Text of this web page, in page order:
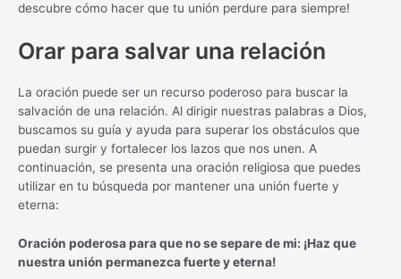
descubre cómo hacer que tu unión perdure para siempre!
Orar para salvar una relación
La oración puede ser un recurso poderoso para buscar la
salvación de una relación. Al dirigir nuestras palabras a Dios,
buscamos su guía y ayuda para superar los obstáculos que
puedan surgir y fortalecer los lazos que nos unen. A
continuación, se presenta una oración religiosa que puedes
utilizar en tu búsqueda por mantener una unión fuerte y
eterna:
Oración poderosa para que no se separe de mi: ¡Haz que
nuestra unión permanezca fuerte y eterna!